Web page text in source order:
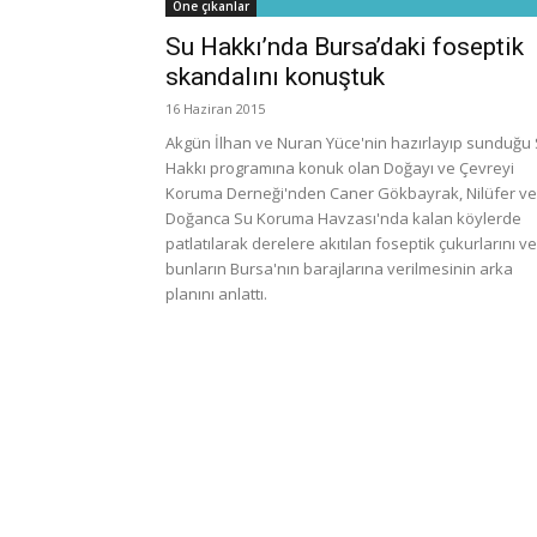
Öne çıkanlar
Su Hakkı’nda Bursa’daki foseptik
skandalını konuştuk
16 Haziran 2015
Akgün İlhan ve Nuran Yüce'nin hazırlayıp sunduğu
Hakkı programına konuk olan Doğayı ve Çevreyi
Koruma Derneği'nden Caner Gökbayrak, Nilüfer ve
Doğanca Su Koruma Havzası'nda kalan köylerde
patlatılarak derelere akıtılan foseptik çukurlarını ve
bunların Bursa'nın barajlarına verilmesinin arka
planını anlattı.